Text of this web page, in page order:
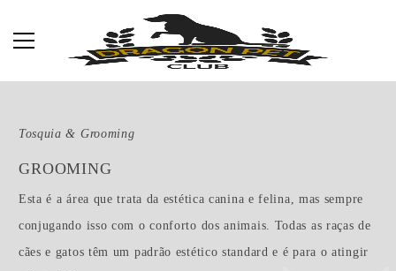
Tosquia & Grooming
GROOMING
Esta é a área que trata da estética canina e felina, mas sempre
conjugando isso com o conforto dos animais. Todas as raças de
cães e gatos têm um padrão estético standard e é para o atingir